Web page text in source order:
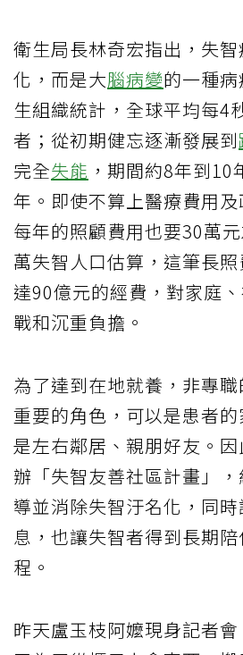
衛生局長林奇宏指出，失
化，而是大腦病變的一種
生組織統計，全球平均每4
者；從初期健忘逐漸發展到
完全失能 ，期間約8年到
年。即使不算上醫療費用
每年的照顧費用也要30萬
萬失智人口估算，這筆長
達90億元的經費，對家庭
戰和沉重負擔。
為了達到在地就養，非專
重要的角色，可以是患者
是左右鄰居、親朋好友。
辦「失智友善社區計畫」
導並消除失智汙名化，同
息，也讓失智者得到長期
程。
昨天盧玉枝阿嬤現身記者